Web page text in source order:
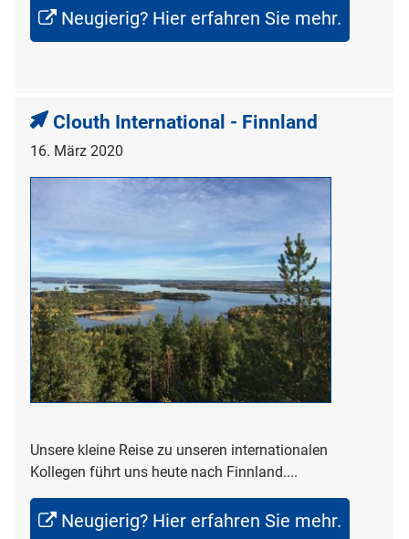
Neugierig? Hier erfahren Sie mehr.
Clouth International - Finnland
16. März 2020
Unsere kleine Reise zu unseren internationalen
Kollegen führt uns heute nach Finnland....
Neugierig? Hier erfahren Sie mehr.